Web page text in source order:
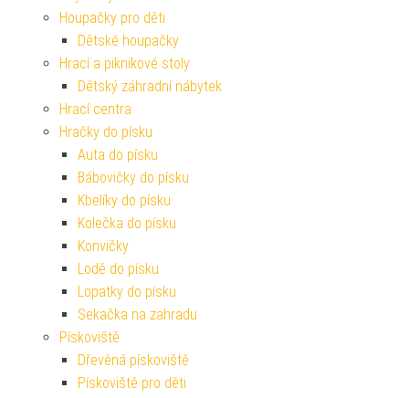
Houpačky pro děti
Dětské houpačky
Hrací a piknikové stoly
Dětský záhradní nábytek
Hrací centra
Hračky do písku
Auta do písku
Bábovičky do písku
Kbelíky do písku
Kolečka do písku
Konvičky
Lodě do písku
Lopatky do písku
Sekačka na zahradu
Pískoviště
Dřevěná pískoviště
Pískoviště pro děti